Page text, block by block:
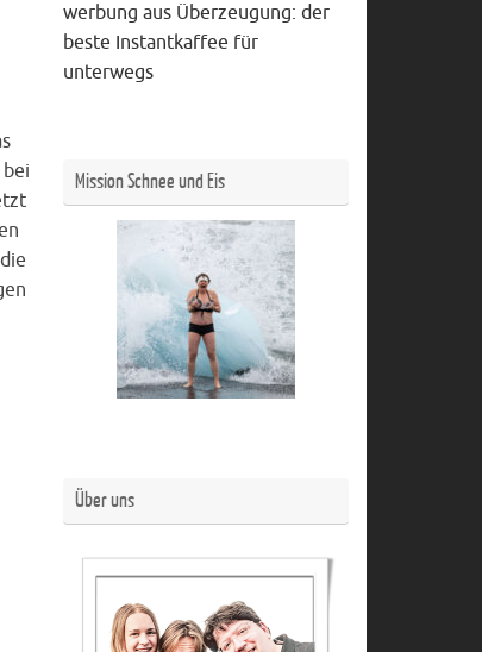
werbung aus Überzeugung: der
beste Instantkaffee für
unterwegs
Mission Schnee und Eis
Über uns